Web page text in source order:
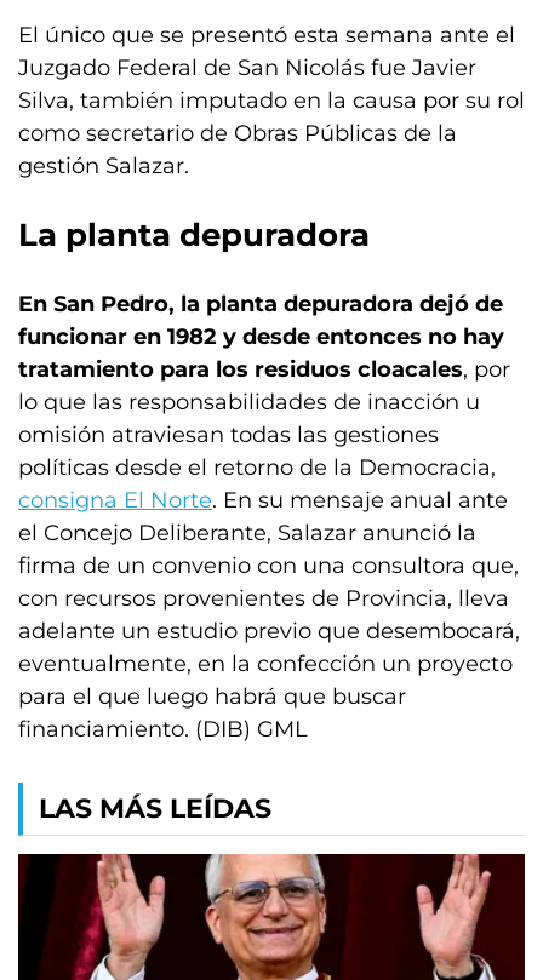
El único que se presentó esta semana ante el
Juzgado Federal de San Nicolás fue Javier
Silva, también imputado en la causa por su rol
como secretario de Obras Públicas de la
gestión Salazar.
La planta depuradora
En San Pedro, la planta depuradora dejó de
funcionar en 1982 y desde entonces no hay
tratamiento para los residuos cloacales, por
lo que las responsabilidades de inacción u
omisión atraviesan todas las gestiones
políticas desde el retorno de la Democracia,
consigna El Norte. En su mensaje anual ante
el Concejo Deliberante, Salazar anunció la
firma de un convenio con una consultora que,
con recursos provenientes de Provincia, lleva
adelante un estudio previo que desembocará,
eventualmente, en la confección un proyecto
para el que luego habrá que buscar
financiamiento. (DIB) GML
LAS MÁS LEÍDAS